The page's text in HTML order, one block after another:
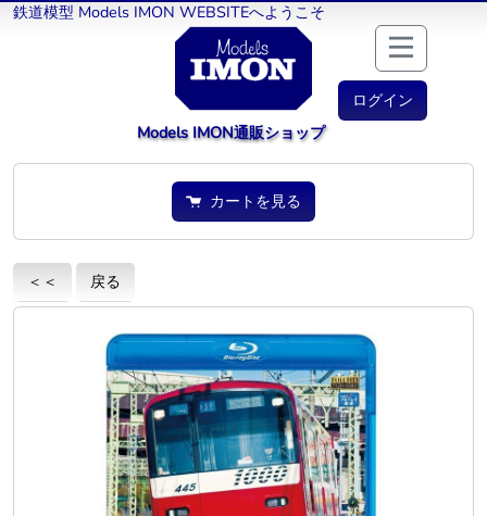
鉄道模型 Models IMON WEBSITEへようこそ
ログイン
Models IMON通販ショップ
カートを見る
＜＜ 戻る